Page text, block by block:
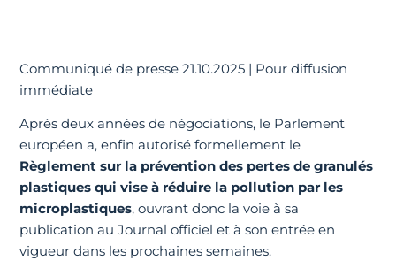
Communiqué de presse 21.10.2025 | Pour diffusion
immédiate
Après deux années de négociations, le Parlement
européen a, enfin autorisé formellement le
Règlement sur la prévention des pertes de granulés
plastiques qui vise à réduire la pollution par les
microplastiques, ouvrant donc la voie à sa
publication au Journal officiel et à son entrée en
vigueur dans les prochaines semaines.